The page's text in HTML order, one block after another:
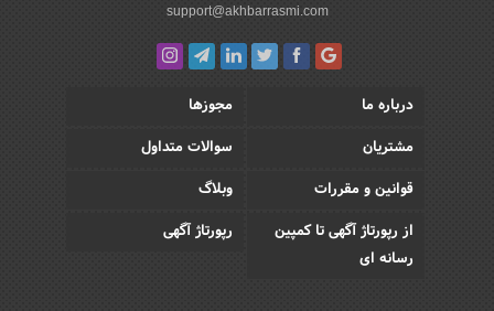
support@akhbarrasmi.com
درباره ما
مجوزها
مشتریان
سوالات متداول
قوانین و مقررات
وبلاگ
از رپورتاژ آگهی تا کمپین
رسانه ای
رپورتاژ آگهی